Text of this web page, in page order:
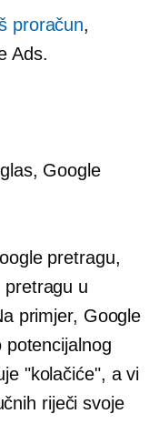
proračun,
Ads.
Google
pretragu,
pretragu u
primjer, Google
potencijalnog
"kolačiće", a vi
riječi svoje